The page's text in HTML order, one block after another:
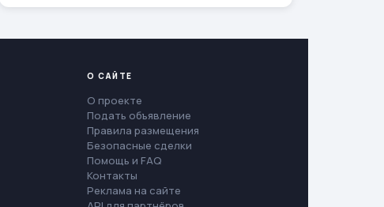
О САЙТЕ
О проекте
Подать объявление
Правила размещения
Безопасные сделки
Помощь и FAQ
Контакты
Реклама на сайте